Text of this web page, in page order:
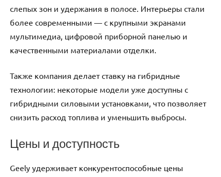
слепых зон и удержания в полосе. Интерьеры стали
более современными — с крупными экранами
мультимедиа, цифровой приборной панелью и
качественными материалами отделки.
Также компания делает ставку на гибридные
технологии: некоторые модели уже доступны с
гибридными силовыми установками, что позволяет
снизить расход топлива и уменьшить выбросы.
Цены и доступность
Geely удерживает конкурентоспособные цены